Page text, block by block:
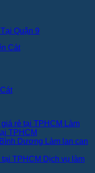
Quận 9
Làm
TPHCM
Làm lan can
Dịch vụ làm